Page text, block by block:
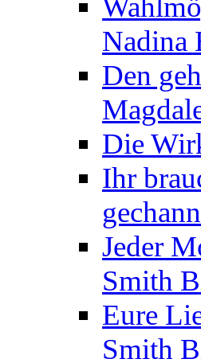
Nadina
Den
Die
Ihr
Jeder
Smith
Eure
Smith